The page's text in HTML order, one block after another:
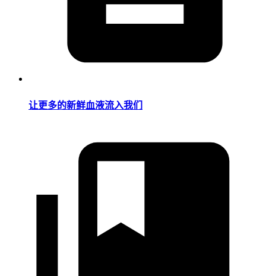
让更多的新鲜血液流入我们